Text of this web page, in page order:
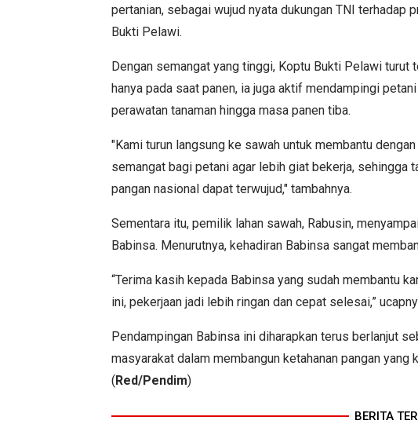
pertanian, sebagai wujud nyata dukungan TNI terhadap
Bukti Pelawi.
Dengan semangat yang tinggi, Koptu Bukti Pelawi turut
hanya pada saat panen, ia juga aktif mendampingi
perawatan tanaman hingga masa panen tiba.
"Kami turun langsung ke sawah untuk membantu
semangat bagi petani agar lebih giat bekerja, sehingga
pangan nasional dapat terwujud," tambahnya.
Sementara itu, pemilik lahan sawah, Rabusin,
Babinsa. Menurutnya, kehadiran Babinsa sangat
“Terima kasih kepada Babinsa yang sudah membantu
ini, pekerjaan jadi lebih ringan dan cepat selesai,”
Pendampingan Babinsa ini diharapkan terus berlanjut
masyarakat dalam membangun ketahanan pangan
(Red/Pendim)
BERITA